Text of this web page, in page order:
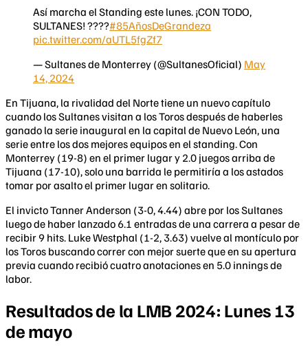
Así marcha el Standing este lunes. ¡CON TODO,
SULTANES! ????#85AñosDeGrandeza
pic.twitter.com/aUTL5fgZf7
— Sultanes de Monterrey (@SultanesOficial) May
14, 2024
En Tijuana, la rivalidad del Norte tiene un nuevo capítulo
cuando los Sultanes visitan a los Toros después de haberles
ganado la serie inaugural en la capital de Nuevo León, una
serie entre los dos mejores equipos en el standing. Con
Monterrey (19-8) en el primer lugar y 2.0 juegos arriba de
Tijuana (17-10), solo una barrida le permitiría a los astados
tomar por asalto el primer lugar en solitario.
El invicto Tanner Anderson (3-0, 4.44) abre por los Sultanes
luego de haber lanzado 6.1 entradas de una carrera a pesar de
recibir 9 hits. Luke Westphal (1-2, 3.63) vuelve al montículo por
los Toros buscando correr con mejor suerte que en su apertura
previa cuando recibió cuatro anotaciones en 5.0 innings de
labor.
Resultados de la LMB 2024: Lunes 13
de mayo